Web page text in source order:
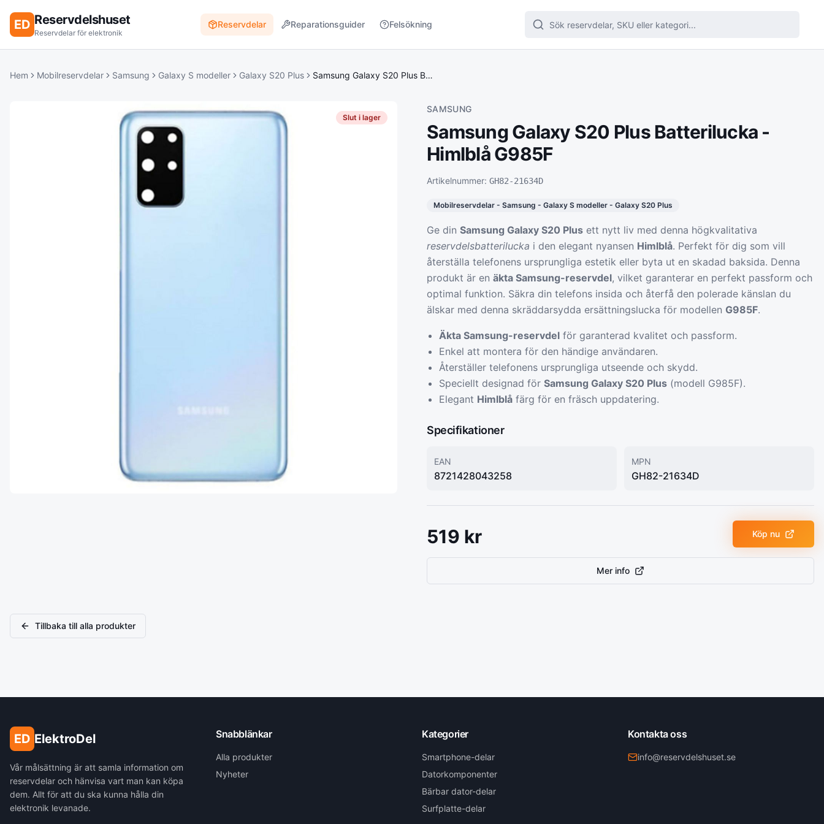
ED Reservdelshuset
Reservdelar för elektronik
Reservdelar Reparationsguider Felsökning
Hem Mobilreservdelar Samsung Galaxy S modeller Galaxy S20 Plus Samsung Galaxy S20 Plus Batterilucka - Himlblå G985F
Slut i lager
SAMSUNG
Samsung Galaxy S20 Plus Batterilucka -
Himlblå G985F
Artikelnummer: GH82-21634D
Mobilreservdelar - Samsung - Galaxy S modeller - Galaxy S20 Plus
Ge din Samsung Galaxy S20 Plus ett nytt liv med denna högkvalitativa
reservdelsbatterilucka i den elegant nyansen Himlblå. Perfekt för dig som vill
återställa telefonens ursprungliga estetik eller byta ut en skadad baksida. Denna
produkt är en äkta Samsung-reservdel, vilket garanterar en perfekt passform och
optimal funktion. Säkra din telefons insida och återfå den polerade känslan du
älskar med denna skräddarsydda ersättningslucka för modellen G985F.
Äkta Samsung-reservdel för garanterad kvalitet och passform.
Enkel att montera för den händige användaren.
Återställer telefonens ursprungliga utseende och skydd.
Speciellt designad för Samsung Galaxy S20 Plus (modell G985F).
Elegant Himlblå färg för en fräsch uppdatering.
Specifikationer
EAN
8721428043258
MPN
GH82-21634D
519 kr Köp nu
Mer info
Tillbaka till alla produkter
ED ElektroDel
Vår målsättning är att samla information om
reservdelar och hänvisa vart man kan köpa
dem. Allt för att du ska kunna hålla din
elektronik levanade.
Snabblänkar
Alla produkter
Nyheter
Kategorier
Smartphone-delar
Datorkomponenter
Bärbar dator-delar
Surfplatte-delar
Kontakta oss
info@reservdelshuset.se